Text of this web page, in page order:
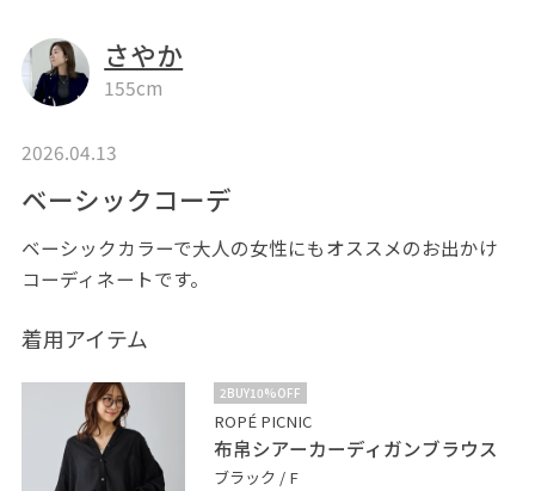
さやか
155cm
2026.04.13
ベーシックコーデ
ベーシックカラーで大人の女性にもオススメのお出かけ
コーディネートです。
着用アイテム
2BUY10%OFF
ROPÉ PICNIC
布帛シアーカーディガンブラウス
ブラック / F